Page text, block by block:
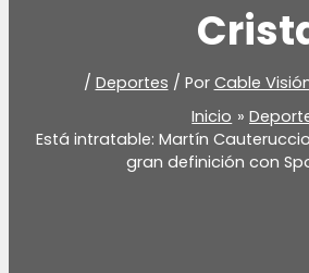
/ Deportes / Por Cable
Inicio
Está intratable: Martín
gran definición con